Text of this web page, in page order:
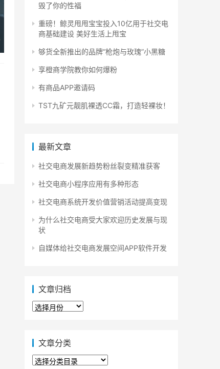
毁了你的性福
重磅！鲸灵甩甩宝宝投入10亿用于社交电
商基础建设 美好生活上甩宝
够货全新推出的品牌“枪炮与玫瑰”小黑糖
享橙商学院教你如何爆粉
有商品APP邀请码
TST九矿元靓肌裸透CC霜，打造轻裸妆！
最新文章
社交电商发展新趋势粉丝裂变精准获客
社交电商小程序应用有多种形态
社交电商系统开发价值营销活动提高变现
为什么社交电商受大家欢迎历史发展与现
状
自媒体给社交电商发展空间APP软件开发
文章归档
文
文章分类
文